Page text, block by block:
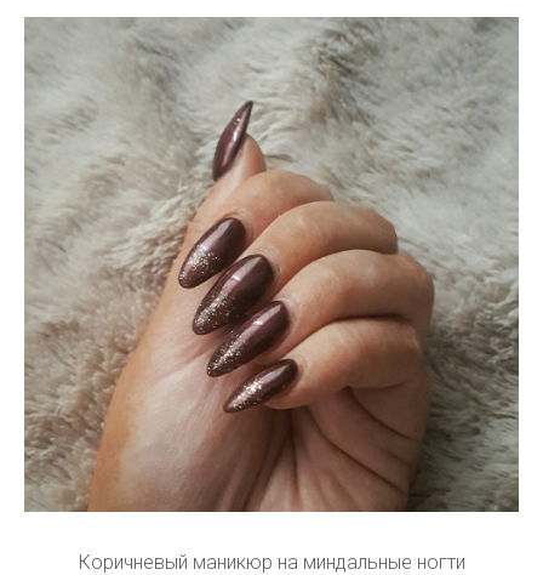
Коричневый маникюр на миндальные ногти